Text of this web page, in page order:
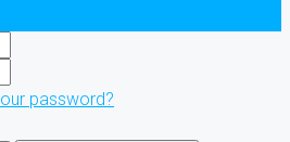
password?